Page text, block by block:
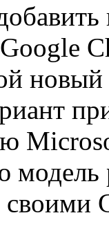
модель
своими